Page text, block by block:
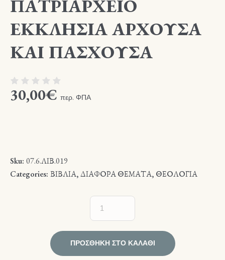
ΠΑΤΡΙΑΡΧΕΙΟ
ΕΚΚΛΗΣΙΑ ΑΡΧΟΥΣΑ
ΚΑΙ ΠΑΣΧΟΥΣΑ
30,00€ περ. ΦΠΑ
Sku: 07.6.ΛΙΒ.019
Categories: ΒΙΒΛΙΑ,ΔΙΑΦΟΡΑ ΘΕΜΑΤΑ, ΘΕΟΛΟΓΙΑ
ΠΡΟΣΘΉΚΗ ΣΤΟ ΚΑΛΆΘΙ